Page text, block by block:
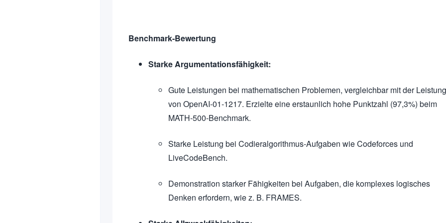
Benchmark-Bewertung
Starke Argumentationsfähigkeit:
Gute Leistungen bei mathematischen Problemen, vergleichbar mit der Leistung
von OpenAI-01-1217. Erzielte eine erstaunlich hohe Punktzahl (97,3%) beim
MATH-500-Benchmark.
Starke Leistung bei Codieralgorithmus-Aufgaben wie Codeforces und
LiveCodeBench.
Demonstration starker Fähigkeiten bei Aufgaben, die komplexes logisches
Denken erfordern, wie z. B. FRAMES.